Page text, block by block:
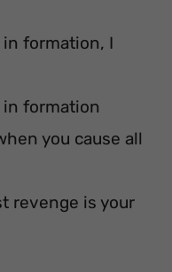
in formation, I
in formation
you cause all
revenge is your